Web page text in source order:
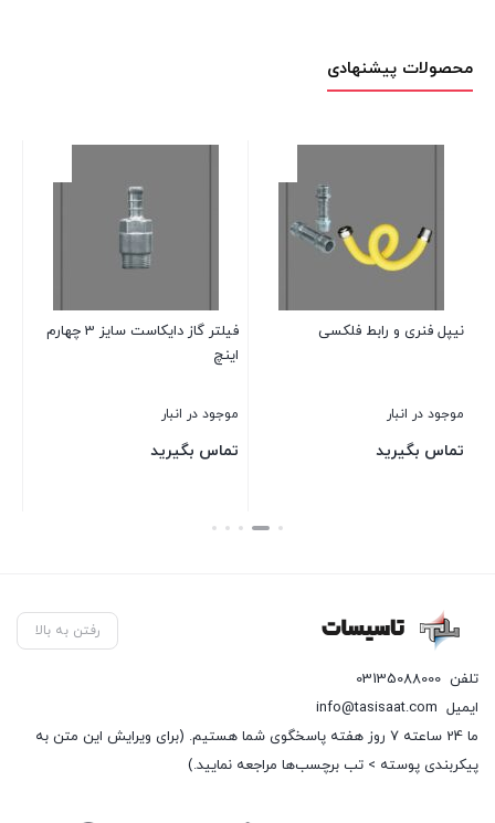
محصولات پیشنهادی
نیپل فنری و رابط فلکسی
موجود در انبار
تماس بگیرید
فیلتر گاز دایکاست سایز 3 چهارم
اینچ
موجود در انبار
تماس بگیرید
بستن
رفتن به بالا
تلفن 03135088000
ایمیل info@tasisaat.com
ما 24 ساعته 7 روز هفته پاسخگوی شما هستیم. (برای ویرایش این متن به
پیکربندی پوسته > تب برچسب‌ها مراجعه نمایید.)